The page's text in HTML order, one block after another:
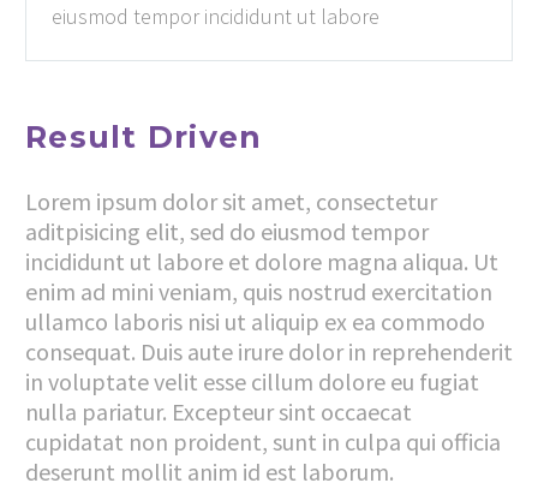
eiusmod tempor incididunt ut labore
Result Driven
Lorem ipsum dolor sit amet, consectetur
aditpisicing elit, sed do eiusmod tempor
incididunt ut labore et dolore magna aliqua. Ut
enim ad mini veniam, quis nostrud exercitation
ullamco laboris nisi ut aliquip ex ea commodo
consequat. Duis aute irure dolor in reprehenderit
in voluptate velit esse cillum dolore eu fugiat
nulla pariatur. Excepteur sint occaecat
cupidatat non proident, sunt in culpa qui officia
deserunt mollit anim id est laborum.